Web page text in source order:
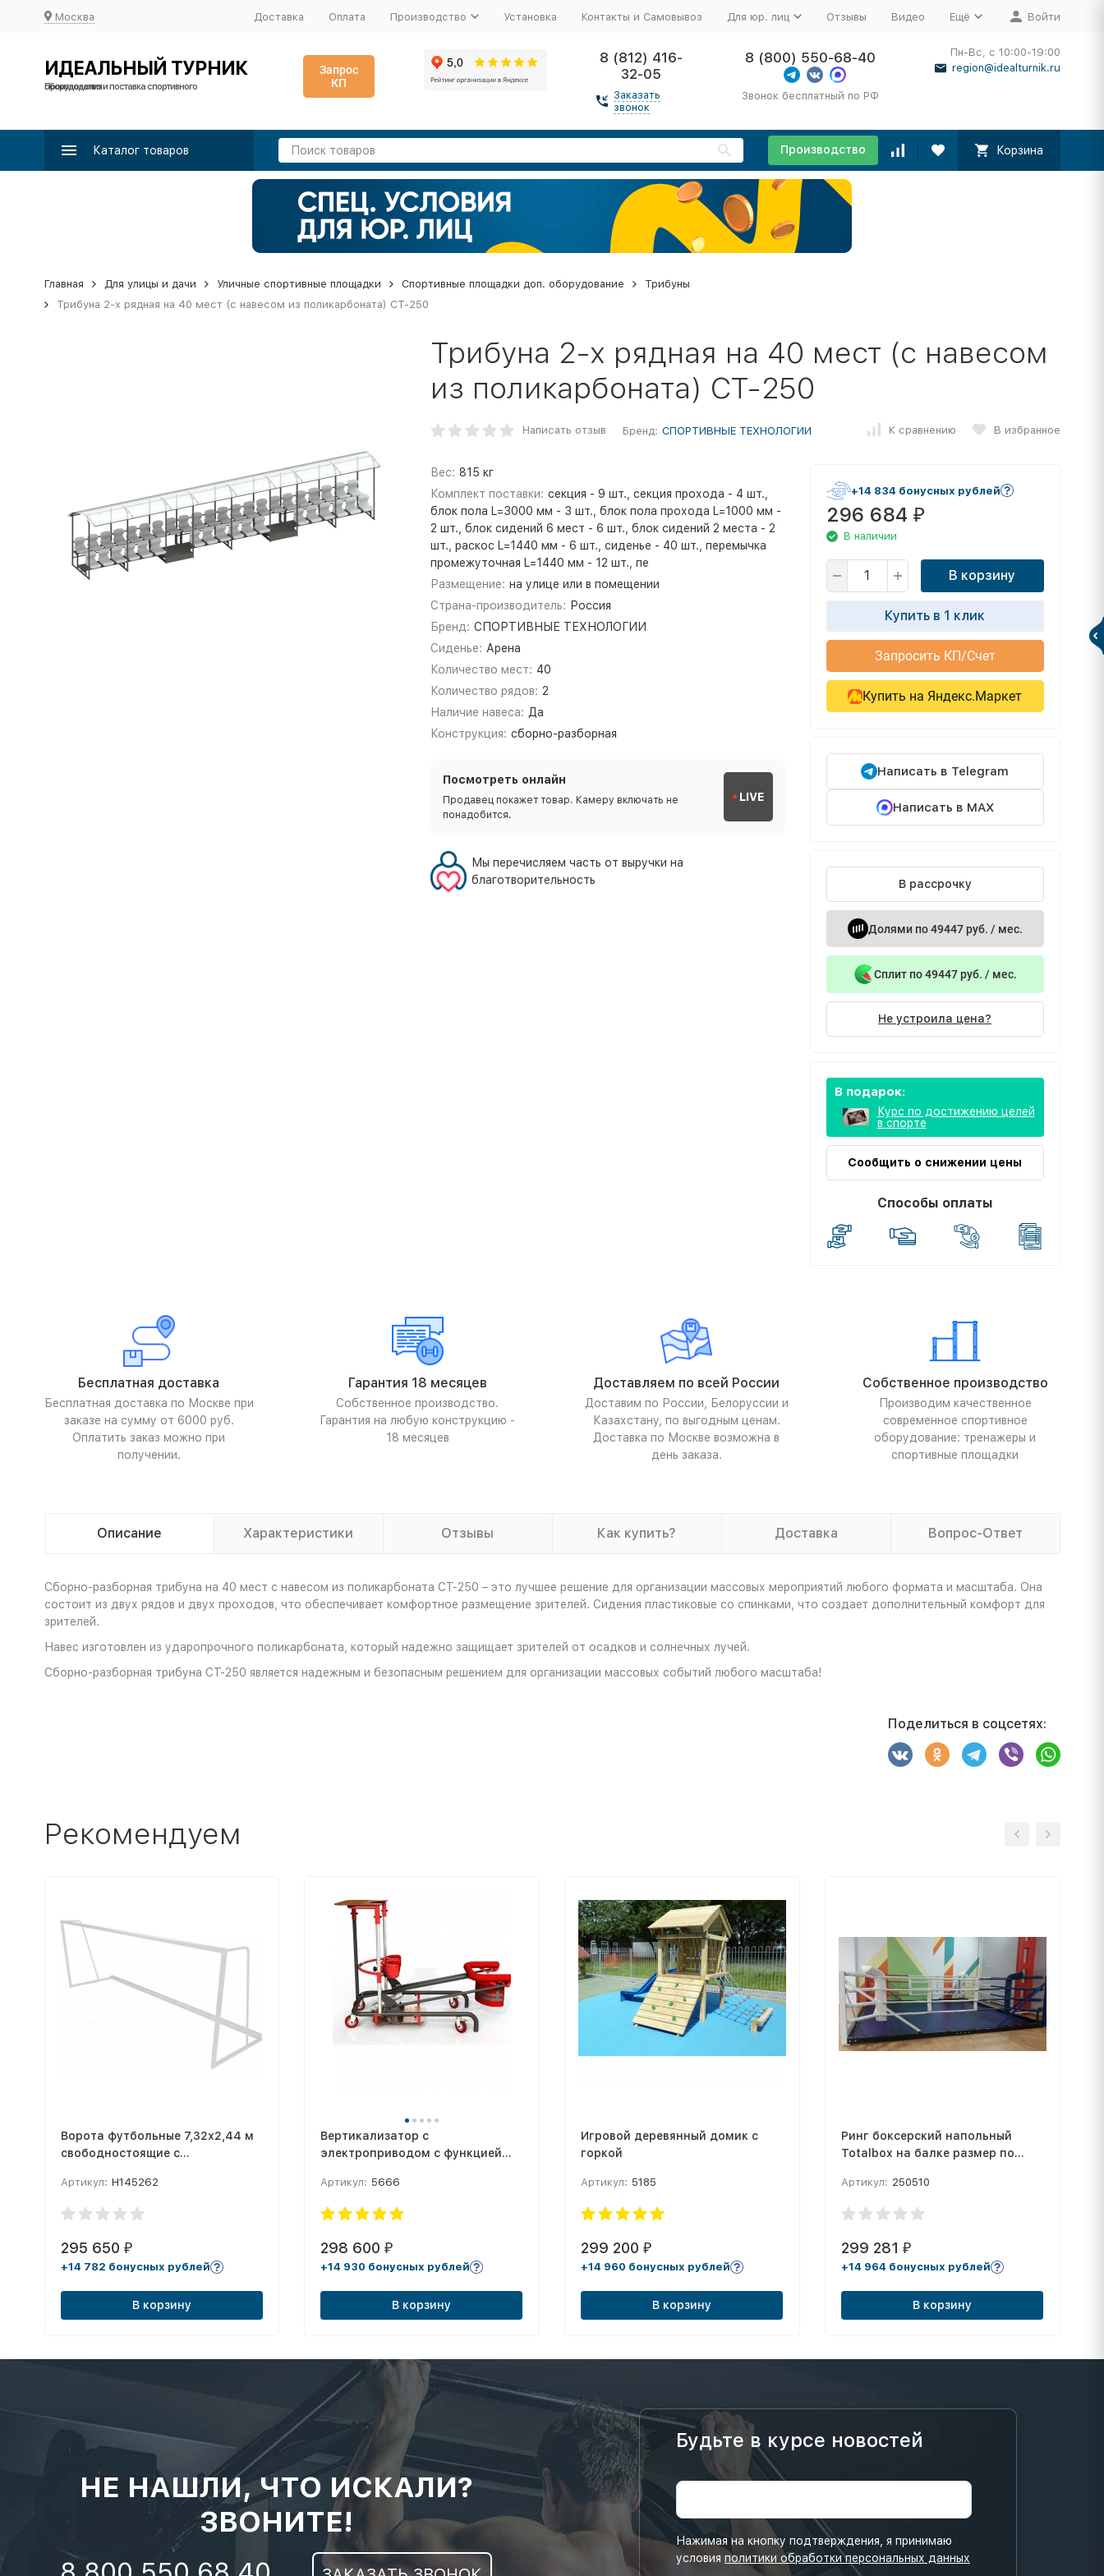
Москва Доставка Оплата Производство Установка Контакты и Самовывоз Для юр. лиц Отзывы Видео Ещё Войти
ИДЕАЛЬНЫЙ ТУРНИК
Производство и поставка спортивного оборудования
Запрос
КП
8 (812) 416-
32-05
Заказать
звонок
8 (800) 550-68-40
Звонок бесплатный по РФ
Пн-Вс, с 10:00-19:00
region@idealturnik.ru
Каталог товаров Производство Корзина
Главная Для улицы и дачи Уличные спортивные площадки Спортивные площадки доп. оборудование
Трибуны
Трибуна 2-х рядная на 40 мест (с навесом из поликарбоната) СТ-250
Трибуна 2-х рядная на 40 мест (с навесом
из поликарбоната) СТ-250
Написать отзыв Бренд: СПОРТИВНЫЕ ТЕХНОЛОГИИ К сравнению В избранное
Вес: 815 кг
Комплект поставки: секция - 9 шт., секция прохода - 4 шт.,
блок пола L=3000 мм - 3 шт., блок пола прохода L=1000 мм -
2 шт., блок сидений 6 мест - 6 шт., блок сидений 2 места - 2
шт., раскос L=1440 мм - 6 шт., сиденье - 40 шт., перемычка
промежуточная L=1440 мм - 12 шт., пе
Размещение: на улице или в помещении
Страна-производитель: Россия
Бренд: СПОРТИВНЫЕ ТЕХНОЛОГИИ
Сиденье: Арена
Количество мест: 40
Количество рядов: 2
Наличие навеса: Да
Конструкция: сборно-разборная
Посмотреть онлайн
Продавец покажет товар. Камеру включать не
понадобится.
LIVE
Мы перечисляем часть от выручки на
благотворительность
+14 834 бонусных рублей
296 684 ₽
В наличии
В корзину
Купить в 1 клик
Запросить КП/Счет
Купить на Яндекс.Маркет
Написать в Telegram
Написать в MAX
В рассрочку
Долями по 49447 руб. / мес.
Сплит по 49447 руб. / мес.
Не устроила цена?
В подарок:
Курс по достижению целей
в спорте
Сообщить о снижении цены
Способы оплаты
Бесплатная доставка
Бесплатная доставка по Москве при
заказе на сумму от 6000 руб.
Оплатить заказ можно при
получении.
Гарантия 18 месяцев
Собственное производство.
Гарантия на любую конструкцию -
18 месяцев
Доставляем по всей России
Доставим по России, Белоруссии и
Казахстану, по выгодным ценам.
Доставка по Москве возможна в
день заказа.
Собственное производство
Производим качественное
современное спортивное
оборудование: тренажеры и
спортивные площадки
Описание Характеристики Отзывы Как купить? Доставка Вопрос-Ответ
Сборно-разборная трибуна на 40 мест с навесом из поликарбоната СТ-250 – это лучшее решение для организации массовых мероприятий любого формата и масштаба. Она
состоит из двух рядов и двух проходов, что обеспечивает комфортное размещение зрителей. Сидения пластиковые со спинками, что создает дополнительный комфорт для
зрителей.
Навес изготовлен из ударопрочного поликарбоната, который надежно защищает зрителей от осадков и солнечных лучей.
Сборно-разборная трибуна СТ-250 является надежным и безопасным решением для организации массовых событий любого масштаба!
Поделиться в соцсетях:
Рекомендуем
Ворота футбольные 7,32х2,44 м
свободностоящие с
ГОСТ Р 55664-2013
Артикул: Н145262
295 650 ₽
+14 782 бонусных рублей
В корзину
Вертикализатор с
электроприводом с функцией
Артикул: 5666
298 600₽
+14 930 бонусных рублей
В корзину
Игровой деревянный домик с
горкой
Артикул: 5185
299 200 ₽
+14 960 бонусных рублей
В корзину
Ринг боксерский напольный
Totalbox на балке размер по
Артикул: 250510
299 281 ₽
+14 964 бонусных рублей
В корзину
НЕ НАШЛИ, ЧТО ИСКАЛИ?
ЗВОНИТЕ!
Будьте в курсе новостей
Нажимая на кнопку подтверждения, я принимаю
условия политики обработки персональных данных